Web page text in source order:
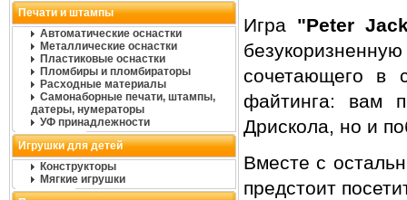
Печати и штампы
Автоматические оснастки
Металлические оснастки
Пластиковые оснастки
Пломбиры и пломбираторы
Расходные материалы
Самонаборные печати, штампы,
датеры, нумераторы
УФ принадлежности
Игрушки для детей
Конструкторы
Мягкие игрушки
Игра "Peter
сочетающего в
файтинга: вам
Дрискола, но и
Вместе с
предстоит